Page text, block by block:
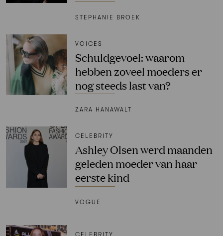
STEPHANIE BROEK
VOICES
Schuldgevoel: waarom
hebben zoveel moeders er
nog steeds last van?
ZARA HANAWALT
CELEBRITY
Ashley Olsen werd maanden
geleden moeder van haar
eerste kind
VOGUE
CELEBRITY